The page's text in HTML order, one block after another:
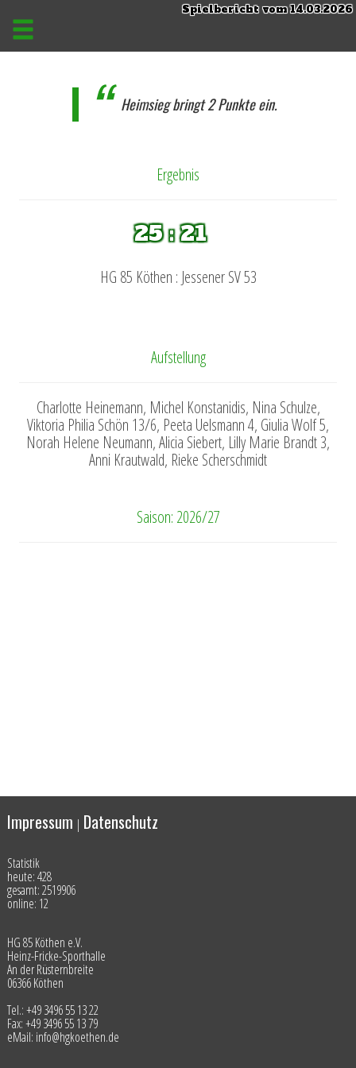
Spielbericht vom 14.03.2026
Heimsieg bringt 2 Punkte ein.
Ergebnis
25 : 21
HG 85 Köthen : Jessener SV 53
Aufstellung
Charlotte Heinemann, Michel Konstanidis, Nina Schulze,
Viktoria Philia Schön 13/6, Peeta Uelsmann 4, Giulia Wolf 5,
Norah Helene Neumann, Alicia Siebert, Lilly Marie Brandt 3,
Anni Krautwald, Rieke Scherschmidt
Saison: 2026/27
Impressum | Datenschutz
Statistik
heute: 428
gesamt: 2519906
online: 12
HG 85 Köthen e.V.
Heinz-Fricke-Sporthalle
An der Rüsternbreite
06366 Köthen
Tel.: +49 3496 55 13 22
Fax: +49 3496 55 13 79
eMail: info@hgkoethen.de